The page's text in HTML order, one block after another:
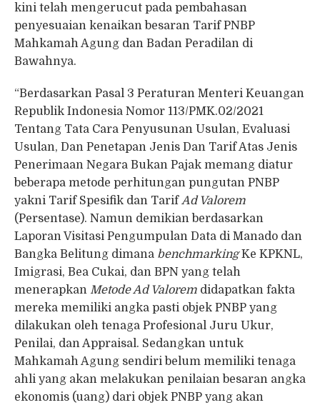
kini telah mengerucut pada pembahasan
penyesuaian kenaikan besaran Tarif PNBP
Mahkamah Agung dan Badan Peradilan di
Bawahnya.
“Berdasarkan Pasal 3 Peraturan Menteri Keuangan
Republik Indonesia Nomor 113/PMK.02/2021
Tentang Tata Cara Penyusunan Usulan, Evaluasi
Usulan, Dan Penetapan Jenis Dan Tarif Atas Jenis
Penerimaan Negara Bukan Pajak memang diatur
beberapa metode perhitungan pungutan PNBP
yakni Tarif Spesifik dan TarifAd Valorem
(Persentase). Namun demikian berdasarkan
Laporan Visitasi Pengumpulan Data di Manado dan
Bangka Belitung dimana benchmarkingKe KPKNL,
Imigrasi, Bea Cukai, dan BPN yang telah
menerapkan Metode Ad Valorem didapatkan fakta
mereka memiliki angka pasti objek PNBP yang
dilakukan oleh tenaga Profesional Juru Ukur,
Penilai, dan Appraisal. Sedangkan untuk
Mahkamah Agung sendiri belum memiliki tenaga
ahli yang akan melakukan penilaian besaran angka
ekonomis (uang) dari objek PNBP yang akan